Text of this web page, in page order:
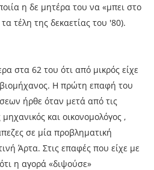
η δε μητέρα του να «μπει στο
τέλη της δεκαετίας του '80).
στα 62 του ότι από μικρός είχε
βιομήχανος. Η πρώτη επαφή του
ήρθε όταν μετά από τις
και οικονομολόγος ,
σε μία προβληματική
Άρτα. Στις επαφές που είχε με
η αγορά «διψούσε»